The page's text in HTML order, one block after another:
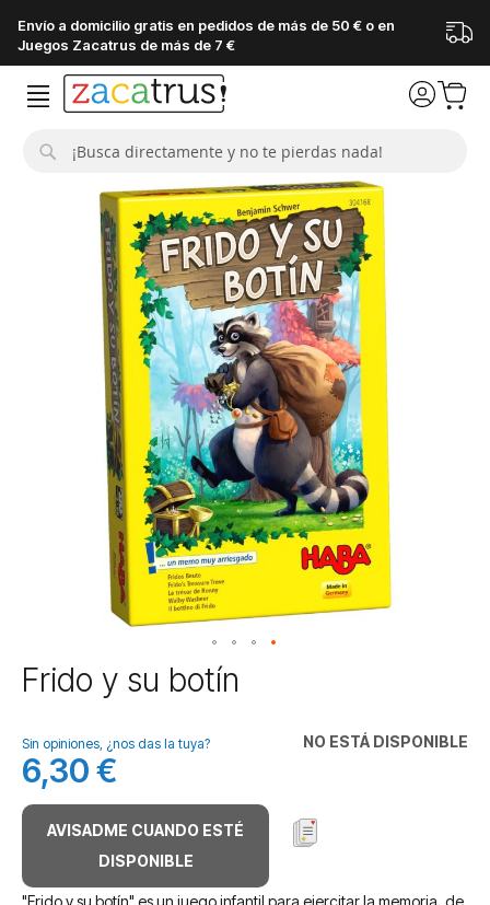
Envío a domicilio gratis en pedidos de más de 50 € o en
Juegos Zacatrus de más de 7 €
Saltar
al
de
la
galería
de
imágenes
Frido y su botín
NO ESTÁ DISPONIBLE
Sin opiniones, ¿nos das la tuya?
6,30 €
AVISADME CUANDO ESTÉ
DISPONIBLE
"Frido y su botín" es un juego infantil para ejercitar la memoria, de